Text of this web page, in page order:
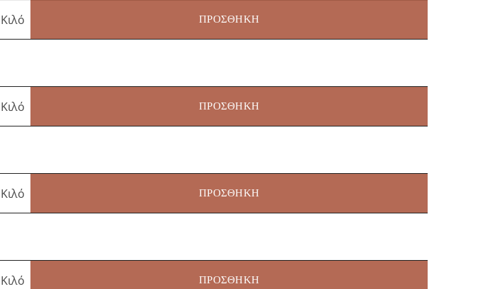
Κιλό ΠΡΟΣΘΉΚΗ
Κιλό ΠΡΟΣΘΉΚΗ
Κιλό ΠΡΟΣΘΉΚΗ
Κιλό ΠΡΟΣΘΉΚΗ